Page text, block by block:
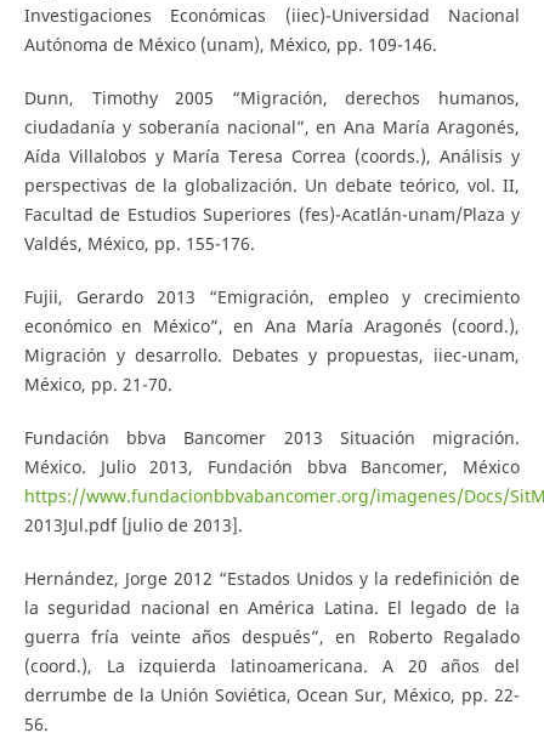
Investigaciones Económicas (iiec)-Universidad Nacional
Autónoma de México (unam), México, pp. 109-146.
Dunn, Timothy 2005 “Migración, derechos humanos,
ciudadanía y soberanía nacional”, en Ana María Aragonés,
Aída Villalobos y María Teresa Correa (coords.), Análisis y
perspectivas de la globalización. Un debate teórico, vol. II,
Facultad de Estudios Superiores (fes)-Acatlán-unam/Plaza y
Valdés, México, pp. 155-176.
Fujii, Gerardo 2013 “Emigración, empleo y crecimiento
económico en México”, en Ana María Aragonés (coord.),
Migración y desarrollo. Debates y propuestas, iiec-unam,
México, pp. 21-70.
Fundación bbva Bancomer 2013 Situación migración.
México. Julio 2013, Fundación bbva Bancomer, México
https://www.fundacionbbvabancomer.org/imagenes/Docs/
2013Jul.pdf [julio de 2013].
Hernández, Jorge 2012 “Estados Unidos y la redefinición de
la seguridad nacional en América Latina. El legado de la
guerra fría veinte años después”, en Roberto Regalado
(coord.), La izquierda latinoamericana. A 20 años del
derrumbe de la Unión Soviética, Ocean Sur, México, pp. 22-
56.